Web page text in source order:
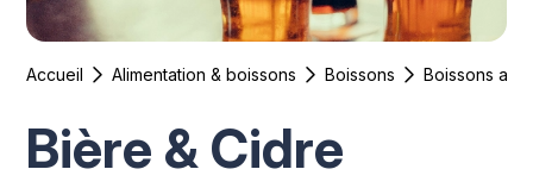
Accueil Alimentation & boissons Boissons Boissons
Bière & Cidre